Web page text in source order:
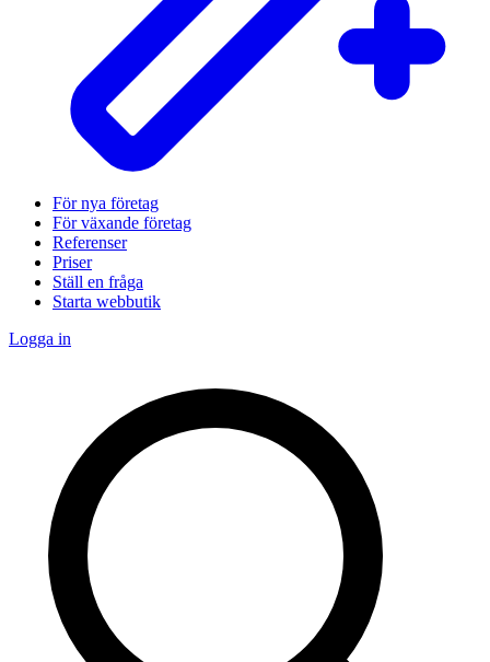
För nya företag
För växande företag
Referenser
Priser
Ställ en fråga
Starta webbutik
Logga in